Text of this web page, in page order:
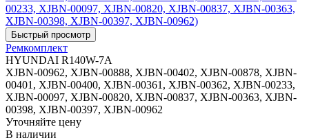
Ремкомплект
HYUNDAI R140W-7A
XJBN-00962, XJBN-00888, XJBN-00402, XJBN-00878, XJBN-
00401, XJBN-00400, XJBN-00361, XJBN-00362, XJBN-00233,
XJBN-00097, XJBN-00820, XJBN-00837, XJBN-00363, XJBN-
00398, XJBN-00397, XJBN-00962
Уточняйте цену
В наличии